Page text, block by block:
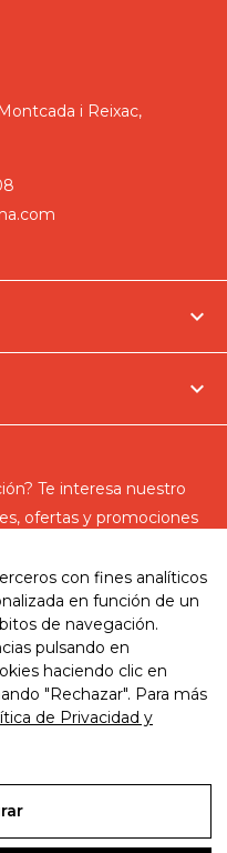
i Reixac,


Te interesa nuestro
ofertas y promociones
eComm360
con fines analíticos
en función de un
de navegación.
pulsando en
haciendo clic en
"Rechazar". Para más
de Privacidad y